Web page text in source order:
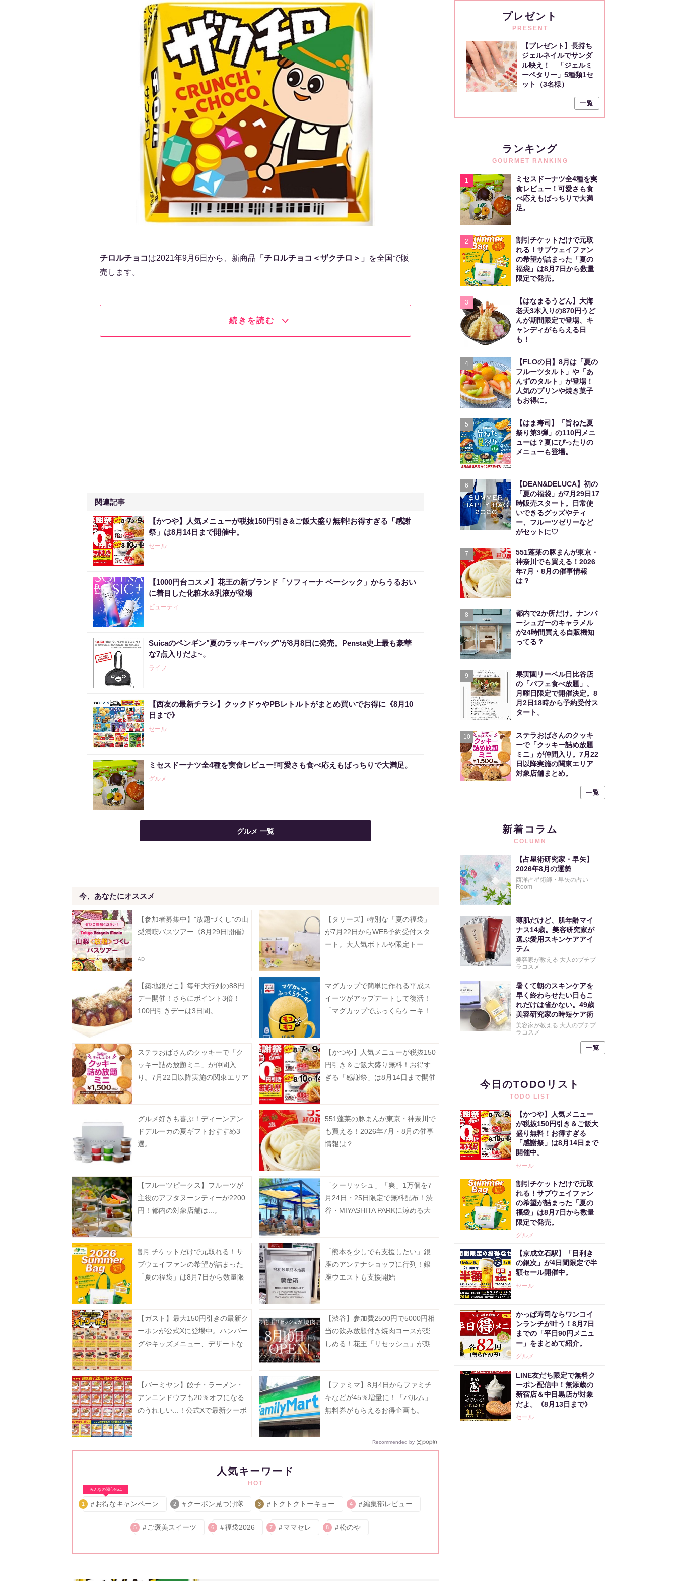
チロルチョコは2021年9月6日から、新商品 「チロルチョコ＜ザクチロ＞」 を全国で販
売します。
続きを読む
関連記事
【かつや】人気メニューが税抜150円引き&ご飯大盛り無料!お得すぎる「感謝
祭」は8月14日まで開催中。
セール
【1000円台コスメ】花王の新ブランド「ソフィーナ ベーシック」からうるおい
に着目した化粧水&乳液が登場
ビューティ
Suicaのペンギン"夏のラッキーバッグ"が8月8日に発売。Pensta史上最も豪華
な7点入りだよ~。
ライフ
【西友の最新チラシ】クックドゥやPBレトルトがまとめ買いでお得に《8月10
日まで》
セール
ミセスドーナツ全4種を実食レビュー!可愛さも食べ応えもばっちりで大満足。
グルメ
グルメ 一覧
今、あなたにオススメ
【参加者募集中】"放題づくし"の山
梨満喫バスツアー《8月29日開催》
【タリーズ】特別な「夏の福袋」
が7月22日からWEB予約受付スタ
ート。大人気ボトルや限定トー
【築地銀だこ】毎年大行列の88円
デー開催！さらにポイント3倍！
100円引きデーは3日間。
マグカップで簡単に作れる平成ス
イーツがアップデートして復活！
「マグカップでふっくらケーキ！
ステラおばさんのクッキーで「ク
ッキー詰め放題ミニ」が仲間入
り。7月22日以降実施の関東エリア
【かつや】人気メニューが税抜150
円引き＆ご飯大盛り無料！お得す
ぎる「感謝祭」は8月14日まで開催
グルメ好きも喜ぶ！ディーンアン
ドデルーカの夏ギフトおすすめ3
選。
551蓬莱の豚まんが東京・神奈川で
も買える！2026年7月・8月の催事
情報は？
【フルーツピークス】フルーツが
主役のアフタヌーンティーが2200
円！都内の対象店舗は...。
「クーリッシュ」「爽」1万個を7
月24日・25日限定で無料配布！渋
谷・MIYASHITA PARKに涼める大
割引チケットだけで元取れる！サ
ブウェイファンの希望が詰まった
「夏の福袋」は8月7日から数量限
「熊本を少しでも支援したい」銀
座のアンテナショップに行列！銀
座ウエストも支援開始
【ガスト】最大150円引きの最新ク
ーポンが公式Xに登場中。ハンバー
グやキッズメニュー、デザートな
【渋谷】参加費2500円で5000円相
当の飲み放題付き焼肉コースが楽
しめる！花王「リセッシュ」が期
【バーミヤン】餃子・ラーメン・
アンニンドウフも20％オフになる
のうれしい...！公式Xで最新クーポ
【ファミマ】8月4日からファミチ
キなどが45％増量に！「パルム」
無料券がもらえるお得企画も。
Recommended by
人気キーワード
HOT
みんなの関心No.1
1 お得なキャンペーン 2 クーポン見つけ隊 3 トクトクトーキョー 4 編集部レビュー
5 ご褒美スイーツ 6 福袋2026 7 ママセレ 8 松のや
プレゼント
PRESENT
【プレゼント】長持ち
ジェルネイルでサンダ
ル映え！ 「ジェルミ
ーペタリー」5種類1セ
ット（3名様）
一覧
ランキング
GOURMET RANKING
1
ミセスドーナツ全4種を実
食レビュー！可愛さも食
べ応えもばっちりで大満
足。
2
割引チケットだけで元取
れる！サブウェイファン
の希望が詰まった「夏の
福袋」は8月7日から数量
限定で発売。
3
【はなまるうどん】大海
老天3本入りの870円うど
んが期間限定で登場、キ
ャンディがもらえる日
も！
4
【FLOの日】8月は「夏の
フルーツタルト」や「あ
んずのタルト」が登場！
人気のプリンや焼き菓子
もお得に。
5
【はま寿司】「旨ねた夏
祭り第3弾」の110円メニ
ューは？夏にぴったりの
メニューも登場。
6
【DEAN&DELUCA】初の
「夏の福袋」が7月29日17
時販売スタート。日常使
いできるグッズやティ
ー、フルーツゼリーなど
がセットに♡
7
551蓬莱の豚まんが東京・
神奈川でも買える！2026
年7月・8月の催事情報
は？
8
都内で2か所だけ。ナンバ
ーシュガーのキャラメル
が24時間買える自販機知
ってる？
9
果実園リーベル日比谷店
の「パフェ食べ放題」、
月曜日限定で開催決定。8
月2日18時から予約受付ス
タート。
10
ステラおばさんのクッキ
ーで「クッキー詰め放題
ミニ」が仲間入り。7月22
日以降実施の関東エリア
対象店舗まとめ。
一覧
新着コラム
COLUMN
【占星術研究家・早矢】
2026年8月の運勢
西洋占星術師・早矢の占い
Room
薄肌だけど、肌年齢マイ
ナス14歳。美容研究家が
選ぶ愛用スキンケアアイ
テム
美容家が教える 大人のプチプ
ラコスメ
暑くて朝のスキンケアを
早く終わらせたい日もこ
れだけは省かない。49歳
美容研究家の時短ケア術
美容家が教える 大人のプチプ
ラコスメ
一覧
今日のTODOリスト
TODO LIST
【かつや】人気メニュー
が税抜150円引き＆ご飯大
盛り無料！お得すぎる
「感謝祭」は8月14日まで
開催中。
セール
割引チケットだけで元取
れる！サブウェイファン
の希望が詰まった「夏の
福袋」は8月7日から数量
限定で発売。
グルメ
【京成立石駅】「目利き
の銀次」が4日間限定で半
額セール開催中。
セール
かっぱ寿司ならワンコイ
ンランチが叶う！8月7日
までの「平日90円メニュ
ー」をまとめて紹介。
グルメ
LINE友だち限定で無料ク
ーポン配信中！無添蔵の
新宿店＆中目黒店が対象
だよ。《8月13日まで》
セール